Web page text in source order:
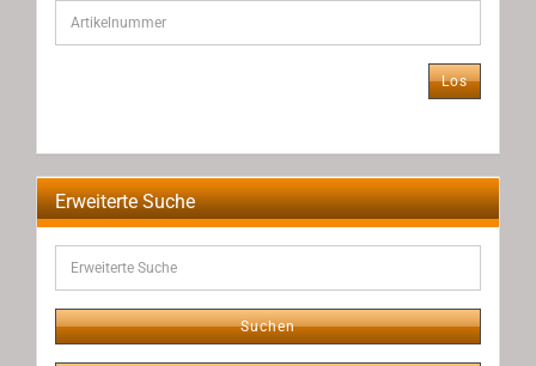
SIE
DIE
Los
Erweiterte Suche
Suche
Suchen